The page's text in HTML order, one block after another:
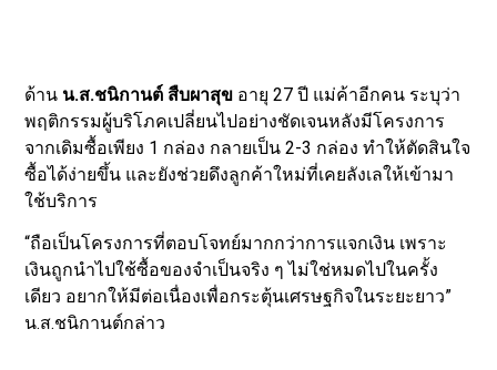
ด้าน น.ส.ชนิกานต์ สืบผาสุข อายุ 27 ปี แม่ค้าอีกคน ระบุว่า
พฤติกรรมผู้บริโภคเปลี่ยนไปอย่างชัดเจนหลังมีโครงการ
จากเดิมซื้อเพียง 1 กล่อง กลายเป็น 2-3 กล่อง ทำให้ตัดสินใจ
ซื้อได้ง่ายขึ้น และยังช่วยดึงลูกค้าใหม่ที่เคยลังเลให้เข้ามา
ใช้บริการ
“ถือเป็นโครงการที่ตอบโจทย์มากกว่าการแจกเงิน เพราะ
เงินถูกนำไปใช้ซื้อของจำเป็นจริง ๆ ไม่ใช่หมดไปในครั้ง
เดียว อยากให้มีต่อเนื่องเพื่อกระตุ้นเศรษฐกิจในระยะยาว”
น.ส.ชนิกานต์กล่าว